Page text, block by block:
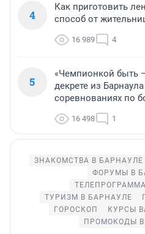
4
Как приготовить
способ от
16 989 4
5
«Чемпионкой быть
декрете из
соревнованиях по
16 498 1
ЗНАКОМСТВА В БАРНАУЛЕ
ФОРУМЫ В
ТУРИЗМ В БАРНАУЛЕ
ГОРОСКОП
КУРСЫ
ПРОМОКОДЫ